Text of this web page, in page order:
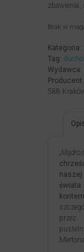
zbawienia,
Brak w
Kategoria:
Tag:
Wydawca:
Producent:
588
świata
przez
Mertona.